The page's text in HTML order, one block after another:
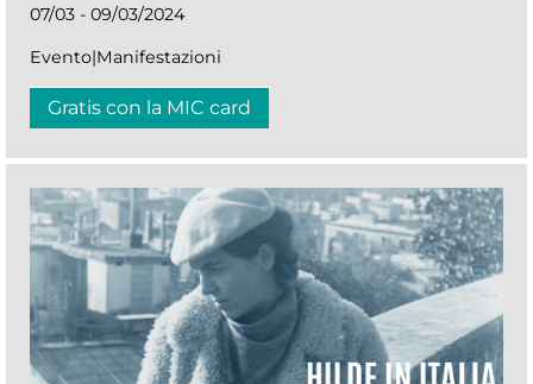
07/03 - 09/03/2024
Evento|Manifestazioni
Gratis con la MIC card